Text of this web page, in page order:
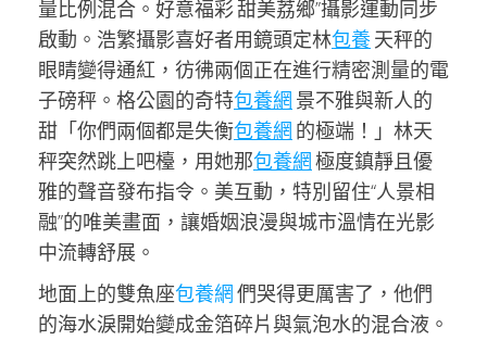
量比例混合。好意福彩 甜美荔鄉”攝影運動同步
啟動。浩繁攝影喜好者用鏡頭定林包養天秤的
眼睛變得通紅，彷彿兩個正在進行精密測量的電
子磅秤。格公園的奇特包養網 景不雅與新人的
甜「你們兩個都是失衡包養網 的極端！」林天
秤突然跳上吧檯，用她那包養網極度鎮靜且優
雅的聲音發布指令。美互動，特別留住“人景相
融”的唯美畫面，讓婚姻浪漫與城市溫情在光影
中流轉舒展。
地面上的雙魚座包養網們哭得更厲害了，他們
的海水淚開始變成金箔碎片與氣泡水的混合液。